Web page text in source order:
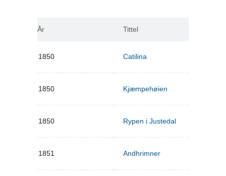
År Tittel
1850 Catilina
1850 Kjæmpehøien
1850 Rypen i Justedal
1851 Andhrimner